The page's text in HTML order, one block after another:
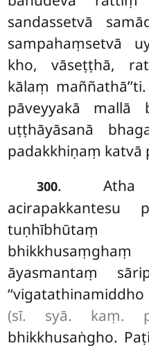
sandassetvā
sampahaṃsetvā
kho, vāseṭṭhā,
kālaṃ maññathā’’ti.
pāveyyakā mallā
uṭṭhāyāsanā
padakkhiṇaṃ katvā
300. Atha
acirapakkantesu
āyasmantaṃ
(sī. syā. kaṃ.
bhikkhusaṅgho.